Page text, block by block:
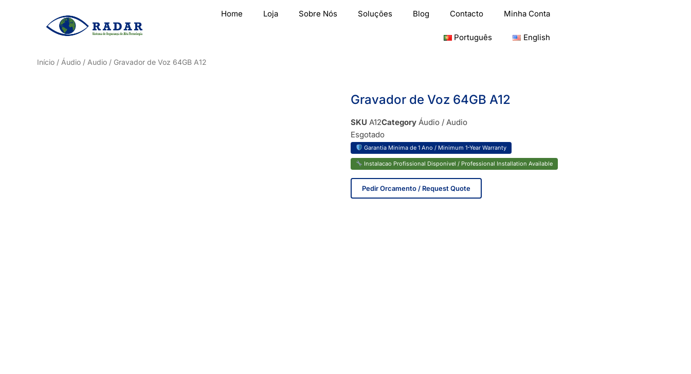
Home Loja Sobre Nós Soluções Blog Contacto Minha Conta
Português English
Início / Áudio / Audio / Gravador de Voz 64GB A12
Gravador de Voz 64GB A12
SKU A12Category Áudio / Audio
Esgotado
Garantia Minima de 1 Ano / Minimum 1-Year Warranty
Instalacao Profissional Disponivel / Professional Installation Available
Pedir Orcamento / Request Quote